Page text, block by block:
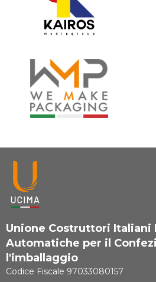
Unione Costruttori Italiani
Automatiche per il
l'imballaggio
Codice Fiscale 97033080157